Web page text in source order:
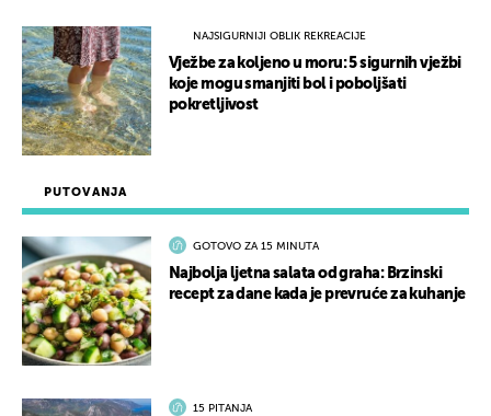
PUTOVANJA
GOTOVO ZA 15 MINUTA
Najbolja ljetna salata od graha: Brzinski
recept za dane kada je prevruće za kuhanje
15 PITANJA
NAJSIGURNIJI OBLIK REKREACIJE
Vježbe za koljeno u moru: 5 sigurnih vježbi
koje mogu smanjiti bol i poboljšati
pokretljivost